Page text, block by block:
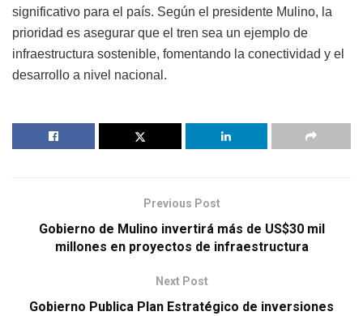
significativo para el país. Según el presidente Mulino, la
prioridad es asegurar que el tren sea un ejemplo de
infraestructura sostenible, fomentando la conectividad y el
desarrollo a nivel nacional.
Previous Post
Gobierno de Mulino invertirá más de US$30 mil
millones en proyectos de infraestructura
Next Post
Gobierno Publica Plan Estratégico de inversiones